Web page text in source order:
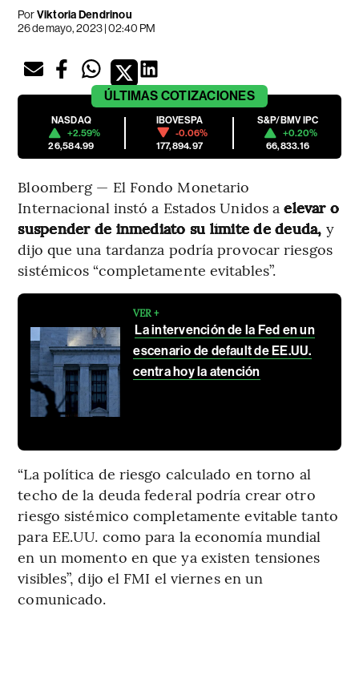
PorViktoria Dendrinou
26 de mayo, 2023 | 02:40 PM
ÚLTIMAS COTIZACIONES
NASDAQ
+2.59%
26,584.99
IBOVESPA
-0.06%
177,894.97
S&P/BMV IPC
+0.20%
66,833.16
Bloomberg — El Fondo Monetario
Internacional instó a Estados Unidos aelevar o
suspender de inmediato su límite de deuda, y
dijo que una tardanza podría provocar riesgos
sistémicos “completamente evitables”.
VER +
La intervención de la Fed en un
escenario de default de EE.UU.
centra hoy la atención
“La política de riesgo calculado en torno al
techo de la deuda federal podría crear otro
riesgo sistémico completamente evitable tanto
para EE.UU. como para la economía mundial
en un momento en que ya existen tensiones
visibles”, dijo el FMI el viernes en un
comunicado.